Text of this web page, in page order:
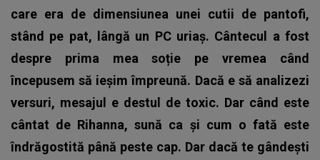
care era de dimensiunea unei cutii de pantofi,
stând pe pat, lângă un PC uriaș. Cântecul a fost
despre prima mea soție pe vremea când
începusem să ieșim împreună. Dacă e să analizezi
versuri, mesajul e destul de toxic. Dar când este
cântat de Rihanna, sună ca și cum o fată este
îndrăgostită până peste cap. Dar dacă te gândești